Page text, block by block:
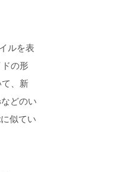
ルを表
の形
、新
どのい
似てい